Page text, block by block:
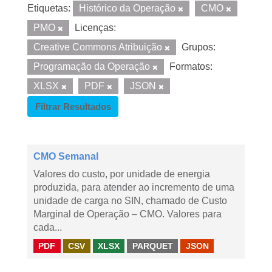
Etiquetas: Histórico da Operação
CMO
PMO
Licenças:
Creative Commons Atribuição
Grupos:
Programação da Operação
Formatos:
XLSX
PDF
JSON
Filtrar Resultados
CMO Semanal
Valores do custo, por unidade de energia
produzida, para atender ao incremento de uma
unidade de carga no SIN, chamado de Custo
Marginal de Operação – CMO. Valores para
cada...
PDF CSV XLSX PARQUET JSON